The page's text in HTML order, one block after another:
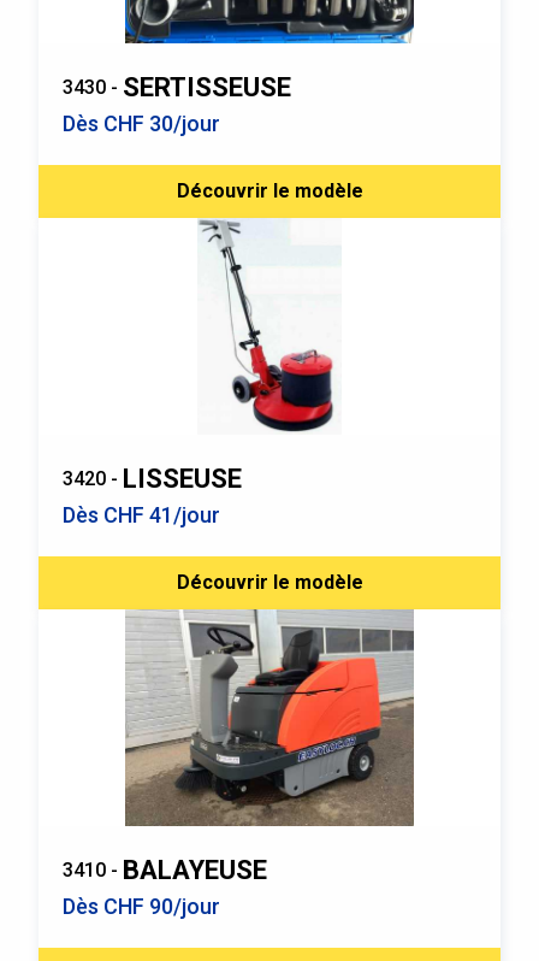
3430 - SERTISSEUSE
Dès CHF 30/jour
Découvrir le modèle
3420 - LISSEUSE
Dès CHF 41/jour
Découvrir le modèle
3410 - BALAYEUSE
Dès CHF 90/jour